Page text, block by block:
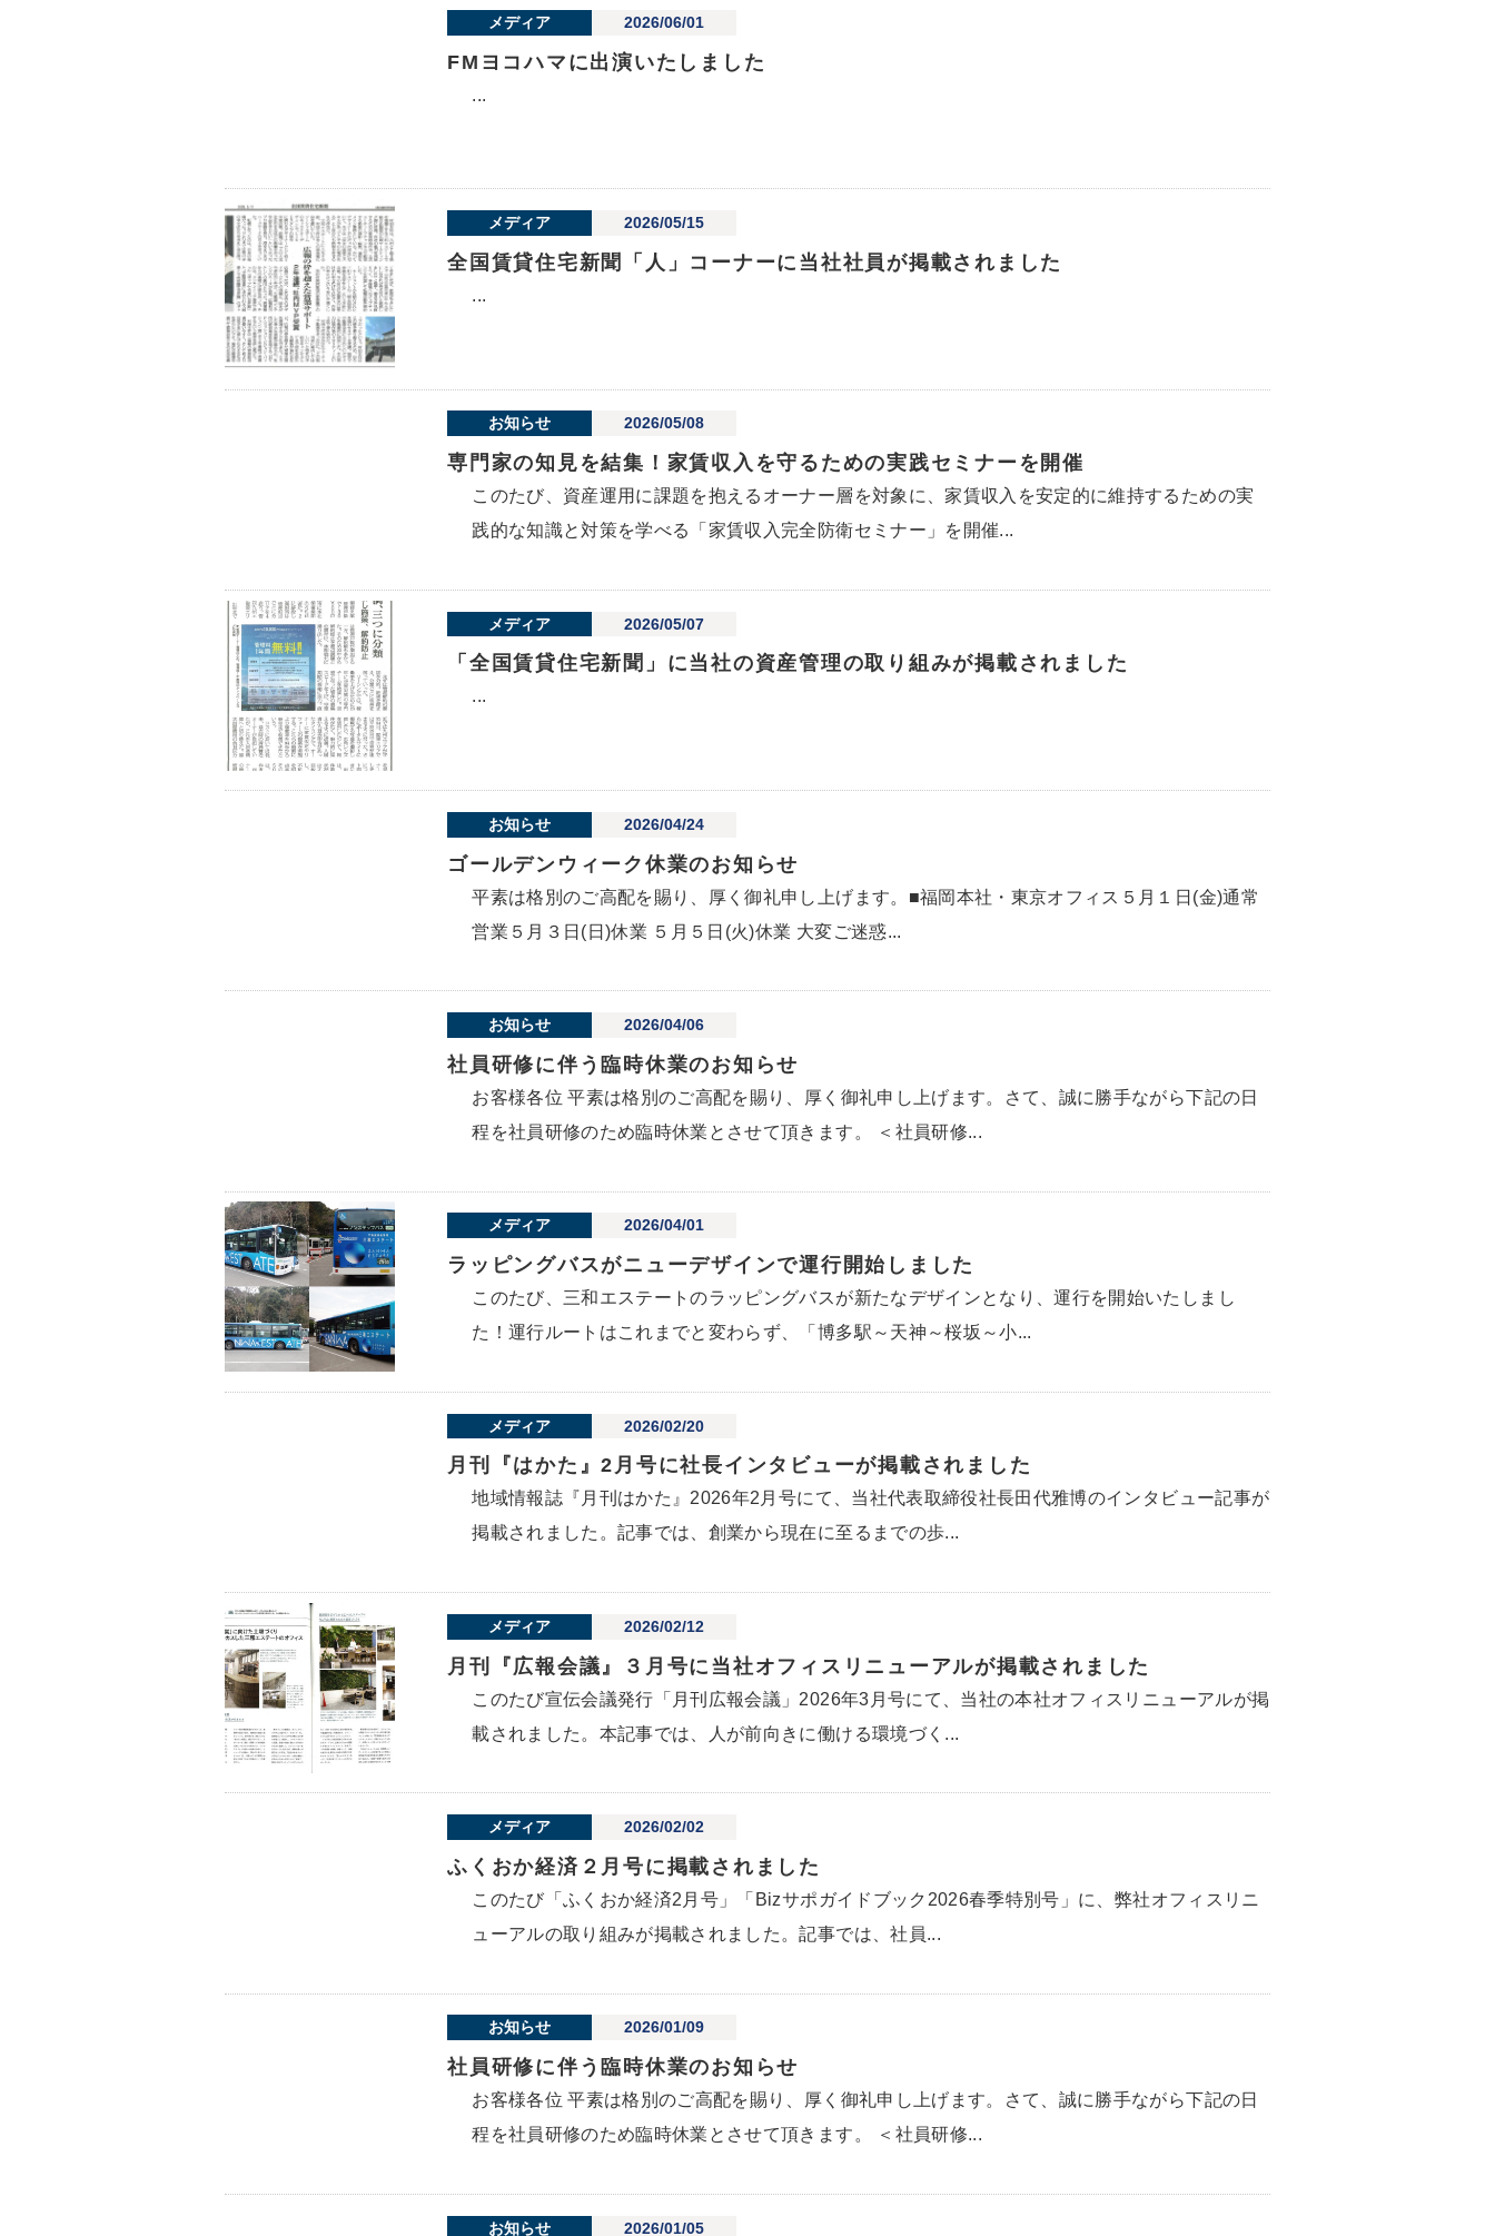
メディア 2026/06/01
FMヨコハマに出演いたしました
...
メディア 2026/05/15
全国賃貸住宅新聞「人」コーナーに当社社員が掲載されました
...
お知らせ 2026/05/08
専門家の知見を結集！家賃収入を守るための実践セミナーを開催
このたび、資産運用に課題を抱えるオーナー層を対象に、家賃収入を安定的に維持するための実
践的な知識と対策を学べる「家賃収入完全防衛セミナー」を開催...
メディア 2026/05/07
「全国賃貸住宅新聞」に当社の資産管理の取り組みが掲載されました
...
お知らせ 2026/04/24
ゴールデンウィーク休業のお知らせ
平素は格別のご高配を賜り、厚く御礼申し上げます。■福岡本社・東京オフィス５月１日(金)通常
営業５月３日(日)休業 ５月５日(火)休業 大変ご迷惑...
お知らせ 2026/04/06
社員研修に伴う臨時休業のお知らせ
お客様各位 平素は格別のご高配を賜り、厚く御礼申し上げます。さて、誠に勝手ながら下記の日
程を社員研修のため臨時休業とさせて頂きます。 ＜社員研修...
メディア 2026/04/01
ラッピングバスがニューデザインで運行開始しました
このたび、三和エステートのラッピングバスが新たなデザインとなり、運行を開始いたしまし
た！運行ルートはこれまでと変わらず、「博多駅～天神～桜坂～小...
メディア 2026/02/20
月刊『はかた』2月号に社長インタビューが掲載されました
地域情報誌『月刊はかた』2026年2月号にて、当社代表取締役社長田代雅博のインタビュー記事が
掲載されました。記事では、創業から現在に至るまでの歩...
メディア 2026/02/12
月刊『広報会議』３月号に当社オフィスリニューアルが掲載されました
このたび宣伝会議発行「月刊広報会議」2026年3月号にて、当社の本社オフィスリニューアルが掲
載されました。本記事では、人が前向きに働ける環境づく...
メディア 2026/02/02
ふくおか経済２月号に掲載されました
このたび「ふくおか経済2月号」「Bizサポガイドブック2026春季特別号」に、弊社オフィスリニ
ューアルの取り組みが掲載されました。記事では、社員...
お知らせ 2026/01/09
社員研修に伴う臨時休業のお知らせ
お客様各位 平素は格別のご高配を賜り、厚く御礼申し上げます。さて、誠に勝手ながら下記の日
程を社員研修のため臨時休業とさせて頂きます。 ＜社員研修...
お知らせ 2026/01/05